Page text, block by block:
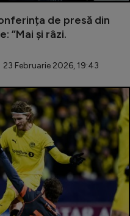
de presă din
”Mai şi râzi.
Februarie 2026, 19:43